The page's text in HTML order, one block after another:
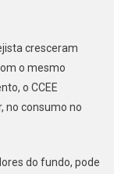
cresceram
o mesmo
o CCEE
no consumo no
do fundo, pode